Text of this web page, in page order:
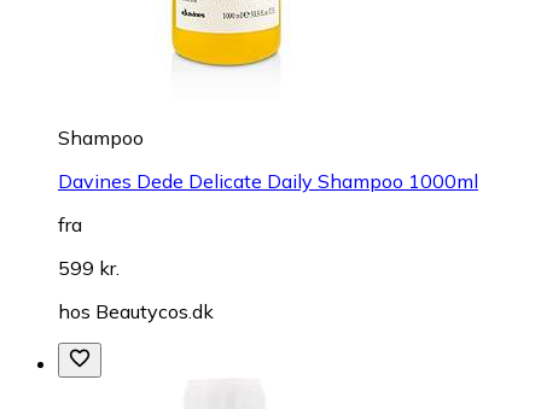
Shampoo
Davines Dede Delicate Daily Shampoo 1000ml
fra
599 kr.
hos Beautycos.dk